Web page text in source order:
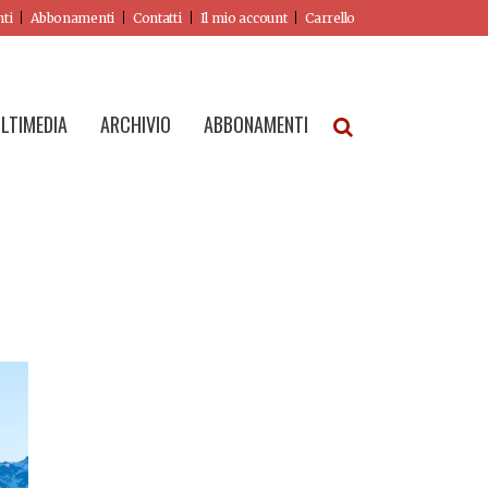
Abbonamenti Contatti Il mio account Carrello
ARCHIVIO ABBONAMENTI